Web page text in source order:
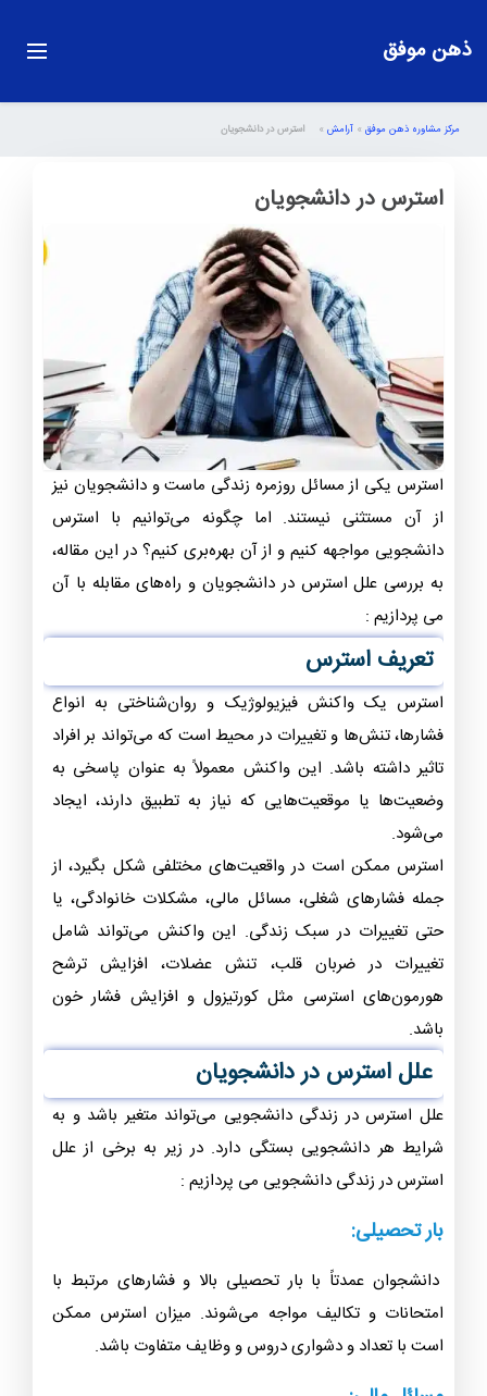
ذهن موفق
مرکز مشاوره ذهن موفق » آرامش » استرس در دانشجویان
استرس در دانشجویان
استرس یکی از مسائل روزمره زندگی ماست و دانشجویان نیز
از آن مستثنی نیستند. اما چگونه می‌توانیم با استرس
دانشجویی مواجهه کنیم و از آن بهره‌بری کنیم؟ در این مقاله،
به بررسی علل استرس در دانشجویان و راه‌های مقابله با آن
می پردازیم :
تعریف استرس
استرس یک واکنش فیزیولوژیک و روان‌شناختی به انواع
فشارها، تنش‌ها و تغییرات در محیط است که می‌تواند بر افراد
تاثیر داشته باشد. این واکنش معمولاً به عنوان پاسخی به
وضعیت‌ها یا موقعیت‌هایی که نیاز به تطبیق دارند، ایجاد
می‌شود.
استرس ممکن است در واقعیت‌های مختلفی شکل بگیرد، از
جمله فشارهای شغلی، مسائل مالی، مشکلات خانوادگی، یا
حتی تغییرات در سبک زندگی. این واکنش می‌تواند شامل
تغییرات در ضربان قلب، تنش عضلات، افزایش ترشح
هورمون‌های استرسی مثل کورتیزول و افزایش فشار خون
باشد.
علل استرس در دانشجویان
علل استرس در زندگی دانشجویی می‌تواند متغیر باشد و به
شرایط هر دانشجویی بستگی دارد. در زیر به برخی از علل
استرس در زندگی دانشجویی می پردازیم :
بار تحصیلی:
دانشجوان عمدتاً با بار تحصیلی بالا و فشارهای مرتبط با
امتحانات و تکالیف مواجه می‌شوند. میزان استرس ممکن
است با تعداد و دشواری دروس و وظایف متفاوت باشد.